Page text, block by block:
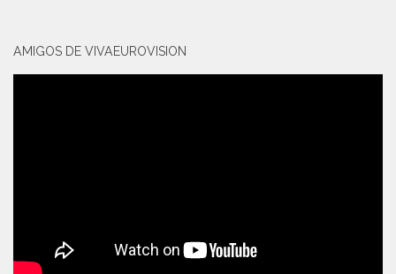
AMIGOS DE VIVAEUROVISION